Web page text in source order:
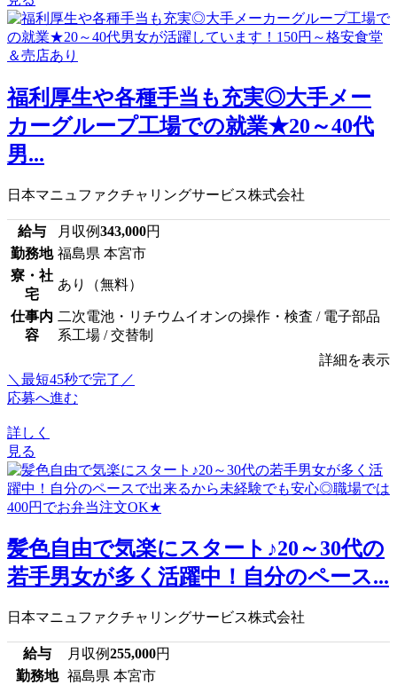
福利厚生や各種手当も充実◎大手メー
カーグループ工場での就業★20～40代
男...
日本マニュファクチャリングサービス株式会社
給与 月収例343,000円
勤務地 福島県 本宮市
寮・社
宅
あり（無料）
仕事内
容
二次電池・リチウムイオンの操作・検査 / 電子部品
系工場 / 交替制
詳細を表示
＼最短45秒で完了／
応募へ進む
詳しく
見る
髪色自由で気楽にスタート♪20～30代の
若手男女が多く活躍中！自分のペース...
日本マニュファクチャリングサービス株式会社
給与 月収例255,000円
勤務地
福島県 本宮市